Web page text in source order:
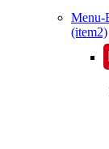
Menu-
(item2)